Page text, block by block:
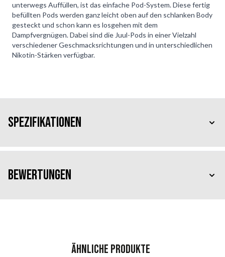
unterwegs Auffüllen, ist das einfache Pod-System. Diese fertig
befüllten Pods werden ganz leicht oben auf den schlanken Body
gesteckt und schon kann es losgehen mit dem
Dampfvergnügen. Dabei sind die Juul-Pods in einer Vielzahl
verschiedener Geschmacksrichtungen und in unterschiedlichen
Nikotin-Stärken verfügbar.
Spezifikationen
Bewertungen
Ähnliche Produkte